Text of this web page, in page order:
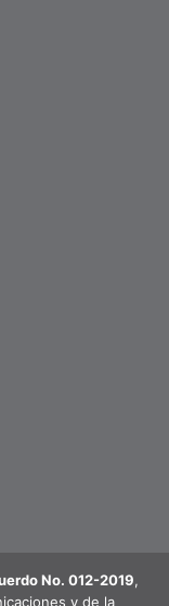
No. 012-2019,
y de la